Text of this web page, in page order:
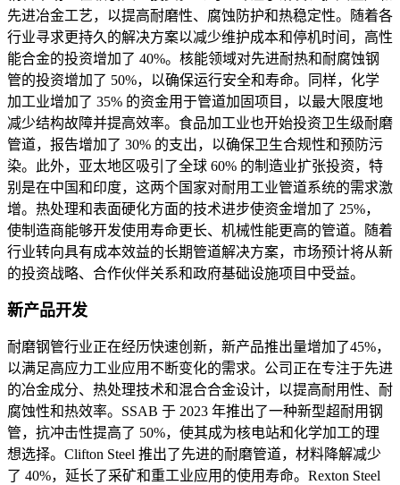
先进冶金工艺，以提高耐磨性、腐蚀防护和热稳定性。随着各
行业寻求更持久的解决方案以减少维护成本和停机时间，高性
能合金的投资增加了 40%。核能领域对先进耐热和耐腐蚀钢
管的投资增加了 50%，以确保运行安全和寿命。同样，化学
加工业增加了 35% 的资金用于管道加固项目，以最大限度地
减少结构故障并提高效率。食品加工业也开始投资卫生级耐磨
管道，报告增加了 30% 的支出，以确保卫生合规性和预防污
染。此外，亚太地区吸引了全球 60% 的制造业扩张投资，特
别是在中国和印度，这两个国家对耐用工业管道系统的需求激
增。热处理和表面硬化方面的技术进步使资金增加了 25%，
使制造商能够开发使用寿命更长、机械性能更高的管道。随着
行业转向具有成本效益的长期管道解决方案，市场预计将从新
的投资战略、合作伙伴关系和政府基础设施项目中受益。
新产品开发
耐磨钢管行业正在经历快速创新，新产品推出量增加了45%，
以满足高应力工业应用不断变化的需求。公司正在专注于先进
的冶金成分、热处理技术和混合合金设计，以提高耐用性、耐
腐蚀性和热效率。SSAB 于 2023 年推出了一种新型超耐用钢
管，抗冲击性提高了 50%，使其成为核电站和化学加工的理
想选择。Clifton Steel 推出了先进的耐磨管道，材料降解减少
了 40%，延长了采矿和重工业应用的使用寿命。Rexton Steel